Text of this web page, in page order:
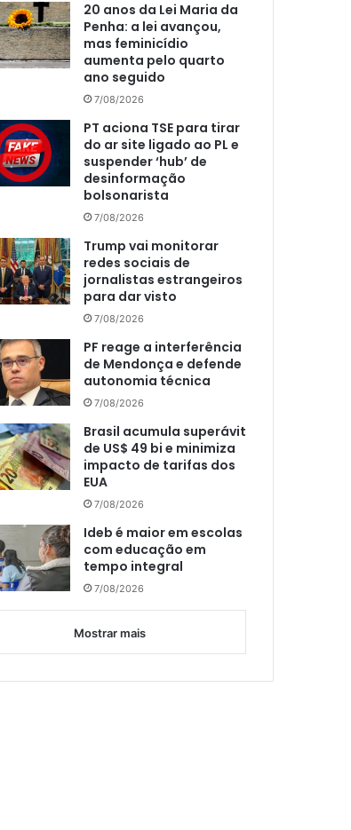
20 anos da Lei Maria da
Penha: a lei avançou,
mas feminicídio
aumenta pelo quarto
ano seguido
7/08/2026
PT aciona TSE para tirar
do ar site ligado ao PL e
suspender ‘hub’ de
desinformação
bolsonarista
7/08/2026
Trump vai monitorar
redes sociais de
jornalistas estrangeiros
para dar visto
7/08/2026
PF reage a interferência
de Mendonça e defende
autonomia técnica
7/08/2026
Brasil acumula superávit
de US$ 49 bi e minimiza
impacto de tarifas dos
EUA
7/08/2026
Ideb é maior em escolas
com educação em
tempo integral
7/08/2026
Mostrar mais